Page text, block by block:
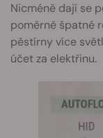
Nicméně dají se
poměrně špatné
pěstírny více
účet za elektřinu.